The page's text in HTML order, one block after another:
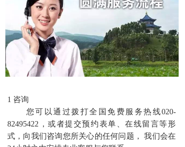
1 咨询
您可以通过拨打全国免费服务热线020-
82495422，或者提交预约表单、在线留言等形
式，向我们咨询您所关心的任何问题， 我们会在